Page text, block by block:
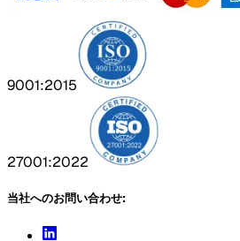
9001:2015
27001:2022
当社へのお問い合わせ: